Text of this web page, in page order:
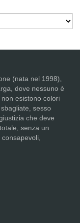
(nata nel 1998),
dove nessuno è
esistono colori
sesso
che deve
senza un